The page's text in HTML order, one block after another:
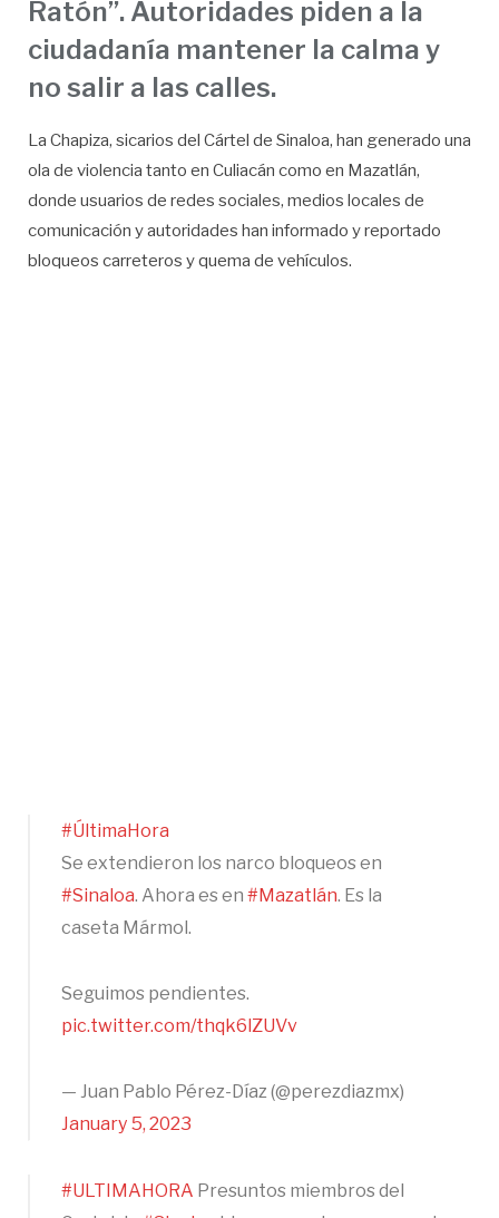
Ratón”. Autoridades piden a la
ciudadanía mantener la calma y
no salir a las calles.
La Chapiza, sicarios del Cártel de Sinaloa, han generado una
ola de violencia tanto en Culiacán como en Mazatlán,
donde usuarios de redes sociales, medios locales de
comunicación y autoridades han informado y reportado
bloqueos carreteros y quema de vehículos.
#ÚltimaHora
Se extendieron los narco bloqueos en
#Sinaloa. Ahora es en #Mazatlán. Es la
caseta Mármol.
Seguimos pendientes.
pic.twitter.com/thqk6lZUVv
— Juan Pablo Pérez-Díaz (@perezdiazmx)
January 5, 2023
#ULTIMAHORA Presuntos miembros del